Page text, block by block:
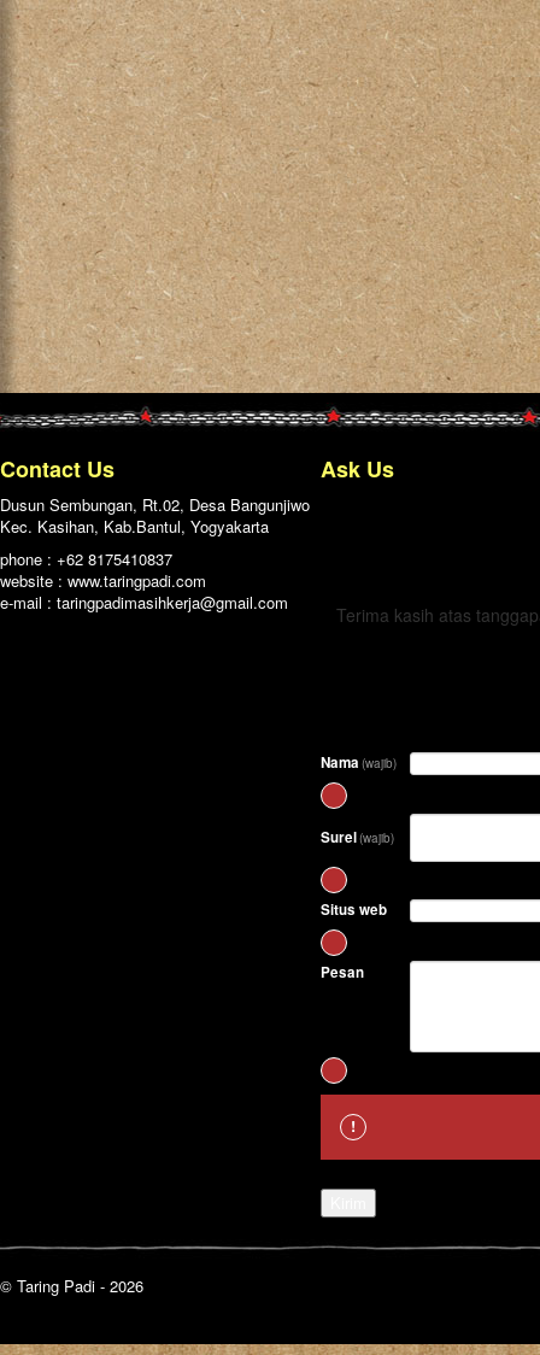
Contact Us
Dusun Sembungan, Rt.02, Desa Bangunjiwo
Kec. Kasihan, Kab.Bantul, Yogyakarta
phone : +62 8175410837
website : www.taringpadi.com
e-mail : taringpadimasihkerja@gmail.com
Ask Us
Terima kasih atas
Nama (wajib)
Surel(wajib)
Situs web
Pesan
© Taring Padi - 2026